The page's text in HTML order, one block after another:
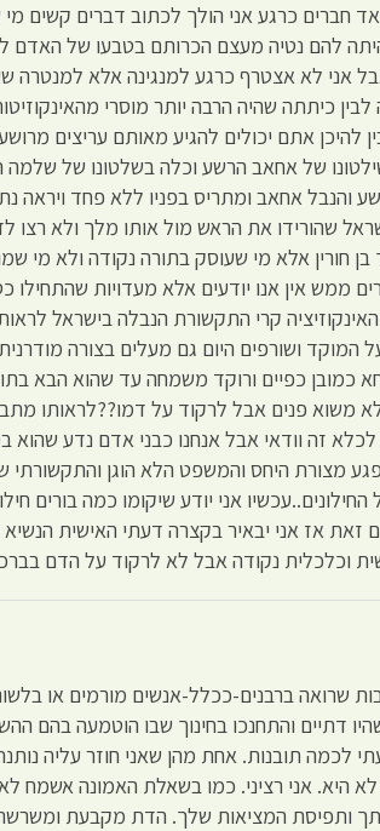
חברים כרגע אני הולך לכתוב דברים קשים
להם נטיה מעצם הכרותם בטבעו של האדם
אני לא אצטרף כרגע למנגינה אלא למנטרה
כיתתה שהיה הרבה יותר מוסרי
הנוראה והמזעזעת בתכנית 360 להבין להיכן אתם יכולים
של אחאב הרשע וכלה בשלטונו של
והנבל אחאב ומתריס בפניו ללא פחד ויראה
שהורידו את הראש מול אותו מלך ולא רצו
בן חורין אלא מי שעוסק בתורה נקודה ולא
אין אנו יודעים אלא מעדויות שהתחילו
קרי התקשורת הנבלה בישראל
ושורפים היום גם מעלים בצורה
כמובן כפיים ורוקד משמחה עד שהוא הבא
משוא פנים אבל לרקוד על דמו??לראותו
לכלא זה וודאי אבל אנחנו כבני אדם נדע
מצורת היחס והמשפט הלא הוגן והתקשורתי
אני יודע שיקומו כמה
אז אני יבאיר בקצרה דעתי האישית
וכלכלית נקודה אבל לא לרקוד על הדם
שרואה ברבנים-ככלל-אנשים מורמים או
דתיים והתחנכו בחינוך שבו הוטמעה בהם
לכמה תובנות. אחת מהן שאני חוזר עליה
לא היא. אני רציני. כמו בשאלת האמונה
ותפיסת המציאות שלך. הדת מקבעת